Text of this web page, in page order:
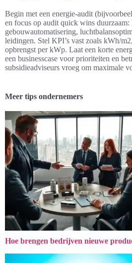
Begin met een energie-audit
en focus op audit quick wins
gebouwautomatisering,
leidingen. Stel KPI’s vast zoals kWh/
opbrengst per kWp. Laat een korte
een businesscase voor prioriteiten en
subsidieadviseurs vroeg om maximale
Meer tips ondernemers
Hoe brengen bedrijven nieuwe